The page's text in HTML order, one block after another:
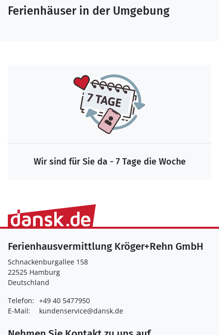
Ferienhäuser in der Umgebung
Wir sind für Sie da - 7 Tage die Woche
Ferienhausvermittlung Kröger+Rehn GmbH
Schnackenburgallee 158
22525 Hamburg
Deutschland
Telefon: +49 40 5477950
E-Mail:
kundenservice@dansk.de